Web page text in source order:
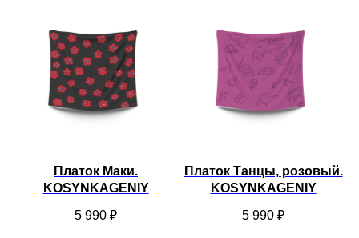
Платок Маки.
KOSYNKAGENIY
5 990 ₽
Платок Танцы, розовый.
KOSYNKAGENIY
5 990 ₽